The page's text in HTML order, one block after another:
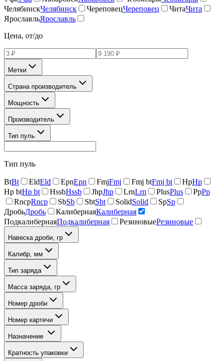
ЧелябинскЧелябинск ЧереповецЧереповец ЧитаЧита
ЯрославльЯрославль
Цена, от/до
Метки
Страна производитель
Мощность
Производитель
Тип пуль
Тип пуль
BtBt EldEld EpnEpn FmjFmj Fmj btFmj bt HpHp
Hp btHp bt HssbHssb JhpJhp LrnLrn PlusPlus PpPp
RncpRncp SbSb SbtSbt SolidSolid SpSp
ДробьДробь КалибернаяКалиберная
ПодкалибернаяПодкалиберная РезиновыеРезиновые
Навеска дроби, гр
Калибр, мм
Тип заряда
Масса заряда, гр
Номер дроби
Номер картечи
Назначение
Кратность упаковки